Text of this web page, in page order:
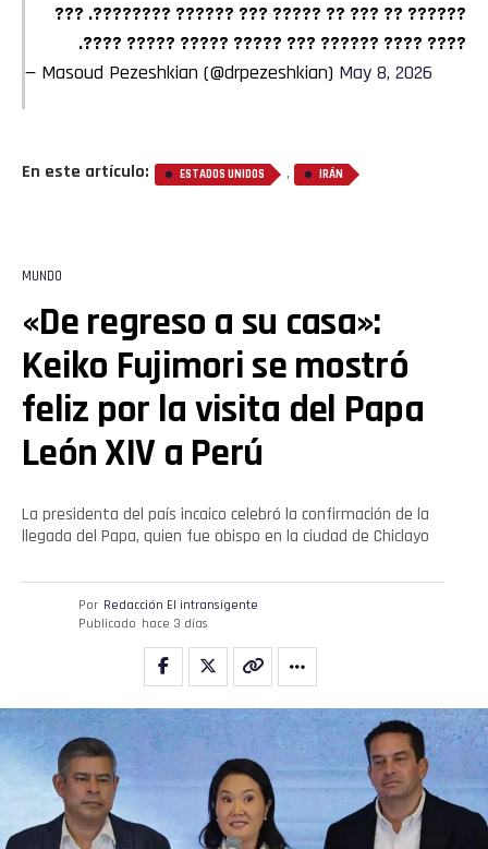
?????? ?? ??? ?? ????? ??? ?????? ????????. ???
???? ???? ?????? ??? ????? ????? ????? ????.
— Masoud Pezeshkian (@drpezeshkian) May 8, 2026
En este artículo: ESTADOS UNIDOS , IRÁN
MUNDO
«De regreso a su casa»:
Keiko Fujimori se mostró
feliz por la visita del Papa
León XIV a Perú
La presidenta del país incaico celebró la confirmación de la
llegada del Papa, quien fue obispo en la ciudad de Chiclayo
Por Redacción El intransigente
Publicado hace 3 días